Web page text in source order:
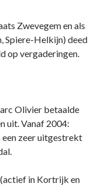
Zwevegem en als
Spiere-Helkijn) deed
op vergaderingen.
Olivier betaalde
uit. Vanaf 2004:
een zeer uitgestrekt
(actief in Kortrijk en